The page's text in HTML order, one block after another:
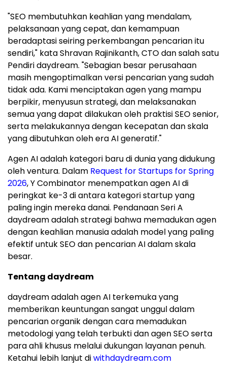
"SEO membutuhkan keahlian yang mendalam,
pelaksanaan yang cepat, dan kemampuan
beradaptasi seiring perkembangan pencarian itu
sendiri," kata Shravan Rajinikanth, CTO dan salah satu
Pendiri daydream. "Sebagian besar perusahaan
masih mengoptimalkan versi pencarian yang sudah
tidak ada. Kami menciptakan agen yang mampu
berpikir, menyusun strategi, dan melaksanakan
semua yang dapat dilakukan oleh praktisi SEO senior,
serta melakukannya dengan kecepatan dan skala
yang dibutuhkan oleh era AI generatif."
Agen AI adalah kategori baru di dunia yang didukung
oleh ventura. Dalam Request for Startups for Spring
2026, Y Combinator menempatkan agen AI di
peringkat ke-3 di antara kategori startup yang
paling ingin mereka danai. Pendanaan Seri A
daydream adalah strategi bahwa memadukan agen
dengan keahlian manusia adalah model yang paling
efektif untuk SEO dan pencarian AI dalam skala
besar.
Tentang daydream
daydream adalah agen AI terkemuka yang
memberikan keuntungan sangat unggul dalam
pencarian organik dengan cara memadukan
metodologi yang telah terbukti dan agen SEO serta
para ahli khusus melalui dukungan layanan penuh.
Ketahui lebih lanjut diwithdaydream.com